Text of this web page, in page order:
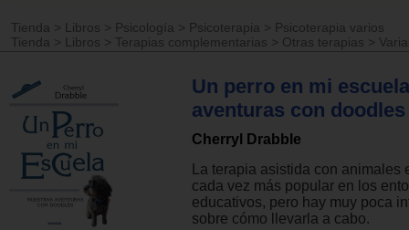
Tienda > Libros > Psicología > Psicoterapia > Psicoterapia varios
Tienda
> Libros > Terapias complementarias > Otras terapias >
Un perro en mi
aventuras con doodles
Cherryl Drabble
La terapia asistida con animales
cada vez más popular en los
educativos, pero hay muy poca
sobre cómo llevarla a cabo.